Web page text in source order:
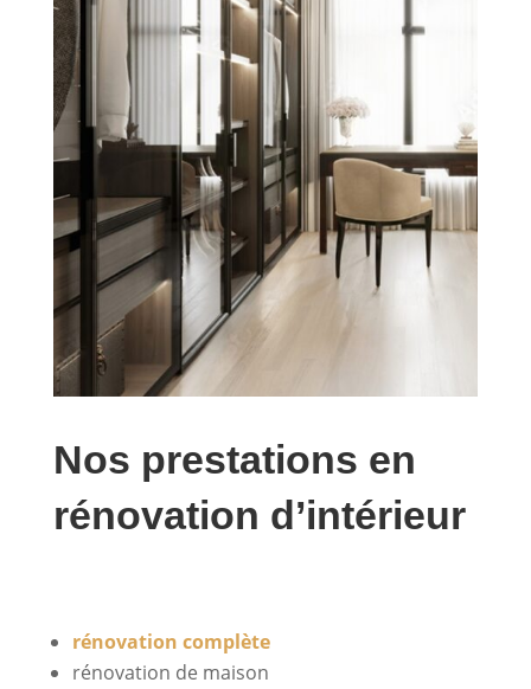
Nos prestations en
rénovation d’intérieur
rénovation complète
rénovation de maison